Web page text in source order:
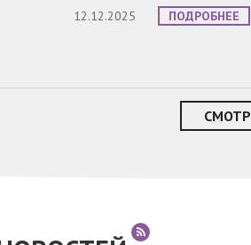
12.12.2025
ПОДРОБНЕЕ